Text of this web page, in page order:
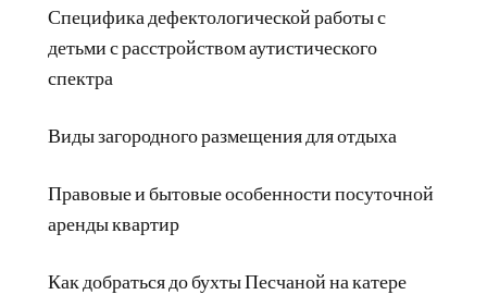
Специфика дефектологической работы с
детьми с расстройством аутистического
спектра
Виды загородного размещения для отдыха
Правовые и бытовые особенности посуточной
аренды квартир
Как добраться до бухты Песчаной на катере